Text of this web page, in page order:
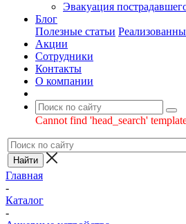
Эвакуация
Блог
Полезные статьи
Акции
Сотрудники
Контакты
О компании
Cannot find 'head_search'
Главная
-
Каталог
-